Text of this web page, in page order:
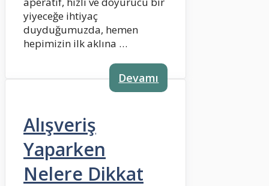
yiyeceğe ihtiyaç
duyduğumuzda, hemen
hepimizin ilk aklına …
Devamı
Alışveriş
Yaparken
Nelere Dikkat